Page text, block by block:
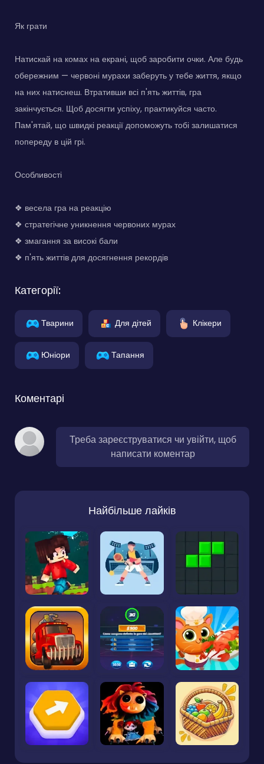
Як грати
Натискай на комах на екрані, щоб заробити очки. Але будь
обережним — червоні мурахи заберуть у тебе життя, якщо
на них натиснеш. Втративши всі п'ять життів, гра
закінчується. Щоб досягти успіху, практикуйся часто.
Пам'ятай, що швидкі реакції допоможуть тобі залишатися
попереду в цій грі.
Особливості
❖ весела гра на реакцію
❖ стратегічне уникнення червоних мурах
❖ змагання за високі бали
❖ п'ять життів для досягнення рекордів
Категорії:
Тварини Для дітей Клікери
Юніори Тапання
Коментарі
Треба зареєструватися чи увійти, щоб
написати коментар
Найбільше лайків